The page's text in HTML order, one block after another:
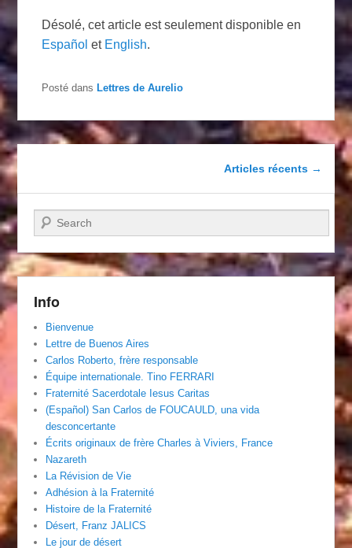
Désolé, cet article est seulement disponible en
Español et English.
Posté dans Lettres de Aurelio
Articles récents →
Recherche
Info
Bienvenue
Lettre de Buenos Aires
Carlos Roberto, frère responsable
Équipe internationale. Tino FERRARI
Fraternité Sacerdotale Iesus Caritas
(Español) San Carlos de FOUCAULD, una vida
desconcertante
Écrits originaux de frère Charles à Viviers, France
Nazareth
La Révision de Vie
Adhésion à la Fraternité
Histoire de la Fraternité
Désert, Franz JALICS
Le jour de désert